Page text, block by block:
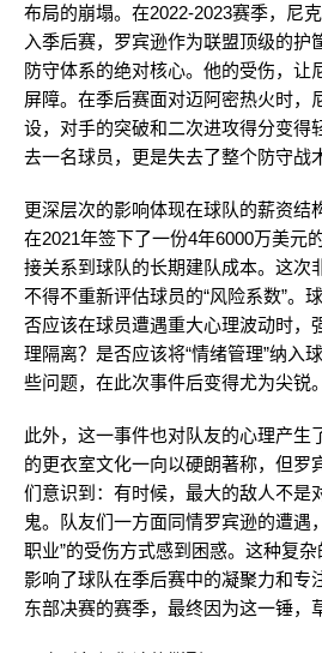
布局的崩塌。在2022-2023赛季，尼
入季后赛，罗宾逊作为联盟顶级的护
防守体系的绝对核心。他的受伤，让
屏障。在季后赛面对迈阿密热火时，
设，对手的突破和二次进攻得分变得
去一名球员，更是失去了整个防守战
更深层次的影响体现在球队的薪资结
在2021年签下了一份4年6000万美元
接关系到球队的长期建队成本。这次
不得不重新评估球员的“风险系数”。
否应该在球员遭遇重大心理波动时，
理隔离？是否应该将“情绪管理”纳入
些问题，在此次事件后变得尤为尖锐。
此外，这一事件也对队友的心理产生
的更衣室文化一向以硬朗著称，但罗
们意识到：有时候，最大的敌人不是
鬼。队友们一方面同情罗宾逊的遭遇
职业”的受伤方式感到困惑。这种复
影响了球队在季后赛中的凝聚力和专
东部决赛的赛季，最终因为这一锤，